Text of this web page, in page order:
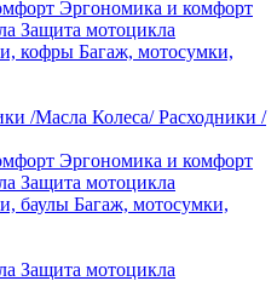
Эргономика и комфорт
Защита мотоцикла
Багаж, мотосумки,
Колеса/ Расходники /
Эргономика и комфорт
Защита мотоцикла
Багаж, мотосумки,
Защита мотоцикла